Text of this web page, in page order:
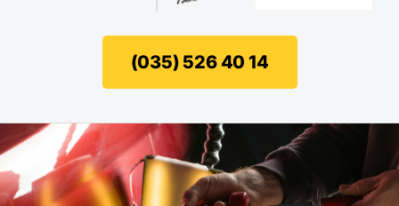
Bumperherstel
Uitdeuken zonder spuiten
(035) 526 40 14